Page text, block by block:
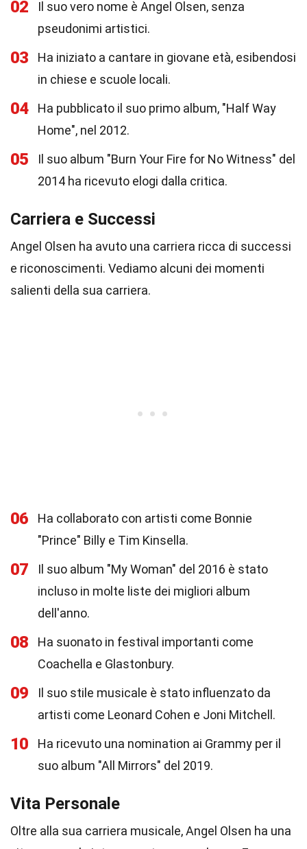
02
Il suo vero nome è Angel Olsen, senza
pseudonimi artistici.
03
Ha iniziato a cantare in giovane età, esibendosi
in chiese e scuole locali.
04
Ha pubblicato il suo primo album, "Half Way
Home", nel 2012.
05
Il suo album "Burn Your Fire for No Witness" del
2014 ha ricevuto elogi dalla critica.
Carriera e Successi
Angel Olsen ha avuto una carriera ricca di successi
e riconoscimenti. Vediamo alcuni dei momenti
salienti della sua carriera.
06
Ha collaborato con artisti come Bonnie
"Prince" Billy e Tim Kinsella.
07
Il suo album "My Woman" del 2016 è stato
incluso in molte liste dei migliori album
dell'anno.
08
Ha suonato in festival importanti come
Coachella e Glastonbury.
09
Il suo stile musicale è stato influenzato da
artisti come Leonard Cohen e Joni Mitchell.
10
Ha ricevuto una nomination ai Grammy per il
suo album "All Mirrors" del 2019.
Vita Personale
Oltre alla sua carriera musicale, Angel Olsen ha una